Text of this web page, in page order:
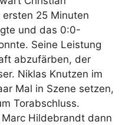
25 Minuten
und das 0:0-
Seine Leistung
abzufärben, der
Niklas Knutzen im
Mal in Szene setzen,
Torabschluss.
Hildebrandt dann